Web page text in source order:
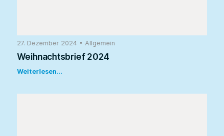
27. Dezember 2024 • Allgemein
Weihnachtsbrief 2024
Weiterlesen...